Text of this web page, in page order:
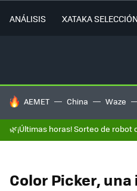
ANÁLISIS XATAKA SELECCIÓN
HOY SE HABLA DE
AEMET China Waze
🌿¡Últimas horas! Sorteo de
Color Picker,